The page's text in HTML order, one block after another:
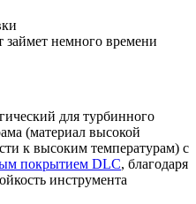
займет немного времени
для турбинного
(материал высокой
к высоким температурам) с
покрытием DLC, благодаря
инструмента